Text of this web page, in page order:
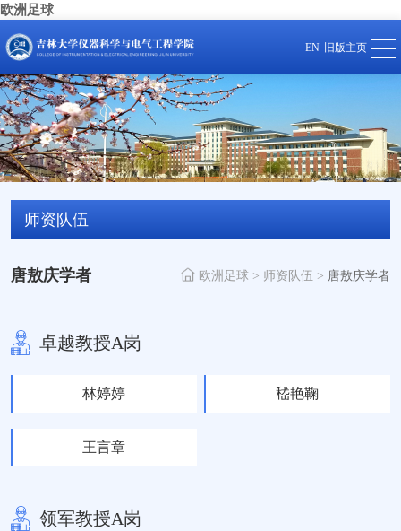
欧洲足球
EN 旧版主页
师资队伍
唐敖庆学者 欧洲足球 > 师资队伍 > 唐敖庆学者
卓越教授A岗
林婷婷 嵇艳鞠
王言章
领军教授A岗